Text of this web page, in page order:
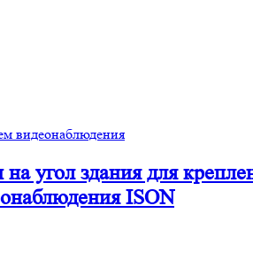
видеонаблюдения
угол здания для
ISON